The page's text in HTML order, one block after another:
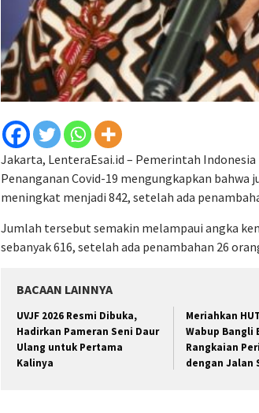
Jakarta, LenteraEsai.id – Pemerintah
Penanganan Covid-19 mengungkapkan bahwa
meningkat menjadi 842, setelah ada
Jumlah tersebut semakin melampaui angka
sebanyak 616, setelah ada penambahan 26
BACAAN LAINNYA
UVJF 2026 Resmi Dibuka,
Hadirkan Pameran Seni Daur
Ulang untuk Pertama
Kalinya
Meriahkan
Wabup Bangli
Rangkaian
dengan Jalan